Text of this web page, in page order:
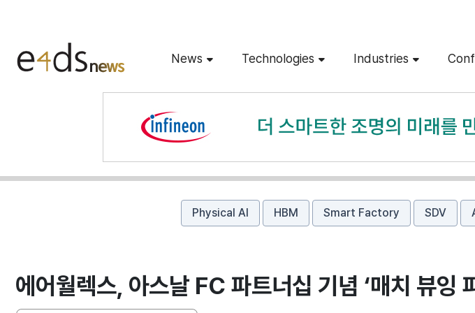
News Technologies Industries
Physical AI HBM Smart Factory SDV
에어월렉스, 아스날 FC 파트너십 기념 ‘매치 뷰잉